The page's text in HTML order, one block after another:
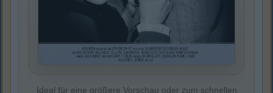
Ideal für eine größere Vorschau oder zum schnellen